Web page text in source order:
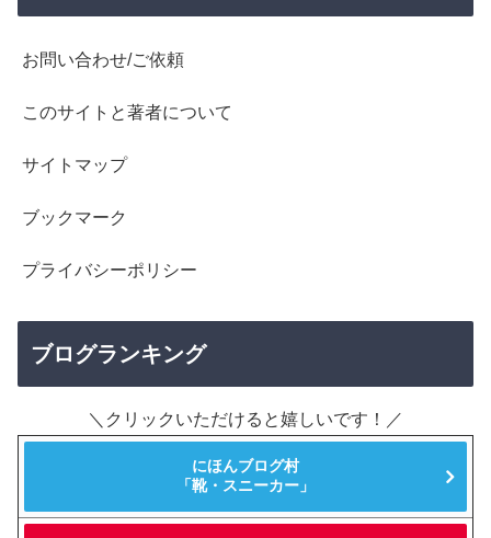
お問い合わせ/ご依頼
このサイトと著者について
サイトマップ
ブックマーク
プライバシーポリシー
ブログランキング
＼クリックいただけると嬉しいです！／
にほんブログ村
「靴・スニーカー」